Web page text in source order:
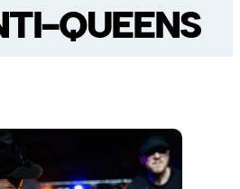
QUEENS